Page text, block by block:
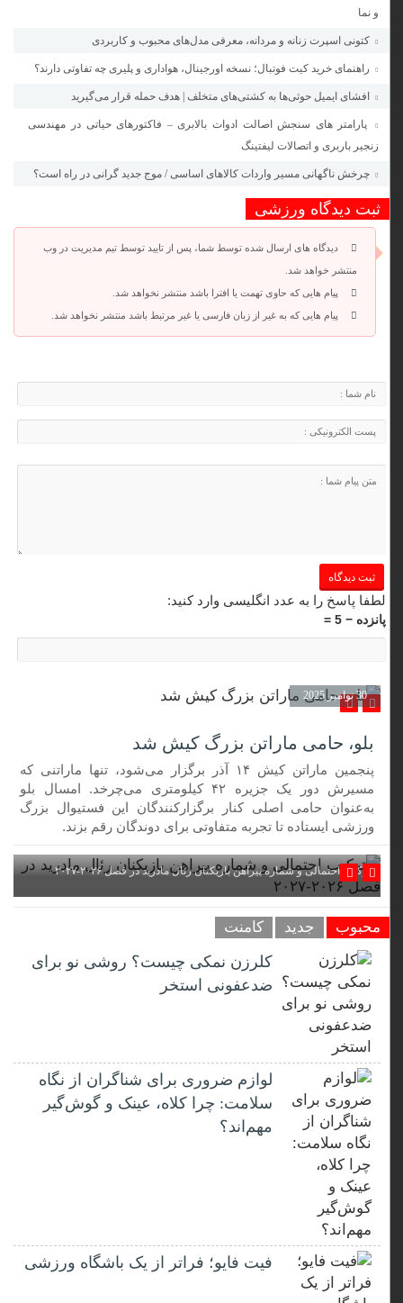
و نما
کتونی اسپرت زنانه و مردانه، معرفی مدل‌های محبوب و کاربردی
راهنمای خرید کیت فوتبال؛ نسخه اورجینال، هواداری و پلیری چه تفاوتی دارند؟
افشای ایمیل حوثی‌ها به کشتی‌های متخلف | هدف حمله قرار می‌گیرید
پارامتر های سنجش اصالت ادوات بالابری – فاکتورهای حیاتی در مهندسی
زنجیر باربری و اتصالات لیفتینگ
چرخش ناگهانی مسیر واردات کالاهای اساسی / موج جدید گرانی در راه است؟
ثبت دیدگاه ورزشی
دیدگاه های ارسال شده توسط شما، پس از تایید توسط تیم مدیریت در وب
منتشر خواهد شد.
پیام هایی که حاوی تهمت یا افترا باشد منتشر نخواهد شد.
پیام هایی که به غیر از زبان فارسی یا غیر مرتبط باشد منتشر نخواهد شد.
لطفا پاسخ را به عدد انگلیسی وارد کنید:
پانزده − 5 =
30 نوامبر 2025
بلو، حامی ماراتن بزرگ کیش شد
پنجمین ماراتن کیش ۱۴ آذر برگزار می‌شود، تنها ماراتنی که
مسیرش دور یک جزیره ۴۲ کیلومتری می‌چرخد. امسال بلو
به‌عنوان حامی اصلی کنار برگزارکنندگان این فستیوال بزرگ
ورزشی ایستاده تا تجربه متفاوتی برای دوندگان رقم بزند.
ترکیب احتمالی و شماره پیراهن بازیکنان رئال مادرید در فصل ۲۰۲۶-۲۰۲۷
محبوب جدید کامنت
کلرزن نمکی چیست؟ روشی نو برای
ضدعفونی استخر
لوازم ضروری برای شناگران از نگاه
سلامت: چرا کلاه، عینک و گوش‌گیر
مهم‌اند؟
فیت ‌فایو؛ فراتر از یک باشگاه ورزشی